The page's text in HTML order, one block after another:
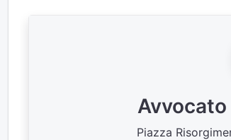
Avvocato
Piazza